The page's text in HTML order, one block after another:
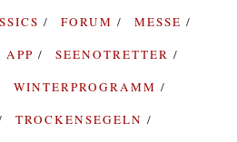
FORUM
MESSE
APP
SEENOTRETTER
WINTERPROGRAMM
TROCKENSEGELN